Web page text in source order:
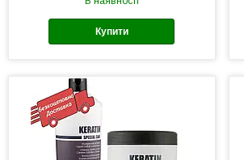
Купити